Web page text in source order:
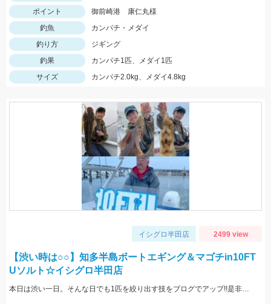
ポイント
御前崎港 康仁丸様
釣魚
カンパチ・メダイ
釣り方
ジギング
釣果
カンパチ1匹、メダイ1匹
サイズ
カンパチ2.0kg、メダイ4.8kg
イシグロ半田店 2499 view
【渋い時は○○】知多半島ボートエギング＆マゴチin10FT
Uソルト☆イシグロ半田店
本日は渋い一日。そんな日でも1匹を絞り出す技をブログでアップ!!是非ご覧ください。